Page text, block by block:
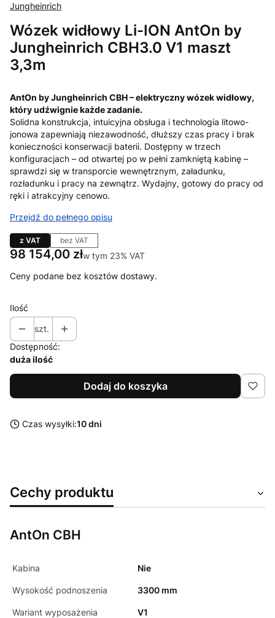
Jungheinrich
Wózek widłowy Li-ION AntOn by
Jungheinrich CBH3.0 V1 maszt
3,3m
AntOn by Jungheinrich CBH – elektryczny wózek widłowy,
który udźwignie każde zadanie.
Solidna konstrukcja, intuicyjna obsługa i technologia litowo-
jonowa zapewniają niezawodność, dłuższy czas pracy i brak
konieczności konserwacji baterii. Dostępny w trzech
konfiguracjach – od otwartej po w pełni zamkniętą kabinę –
sprawdzi się w transporcie wewnętrznym, załadunku,
rozładunku i pracy na zewnątrz. Wydajny, gotowy do pracy od
ręki i atrakcyjny cenowo.
Przejdź do pełnego opisu
z VAT bez VAT
Cena
98 154,00 złw tym 23% VAT
w tym 23% VAT
Ceny podane bez kosztów dostawy.
Ilość
szt.
Dostępność:
duża ilość
Dodaj do koszyka
Czas wysyłki:10 dni
Cechy produktu
AntOn CBH
Kabina Nie
Wysokość podnoszenia 3300 mm
Wariant wyposażenia V1